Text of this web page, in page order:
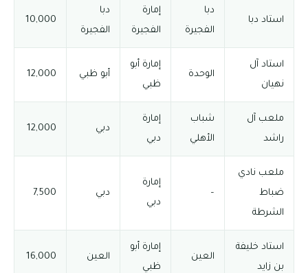
استاد دبا
دبا
الفجيرة
إمارة
الفجيرة
دبا
الفجيرة
10,000
استاد آل
نهيان
الوحدة
إمارة أبو
ظبي
أبو ظبي 12,000
ملعب آل
راشد
شباب
الأهلي
إمارة
دبي
دبي 12,000
ملعب نادي
ضباط
الشرطة
–
إمارة
دبي
دبي 7,500
استاد خليفة
بن زايد
العين
إمارة أبو
ظبي
العين 16,000